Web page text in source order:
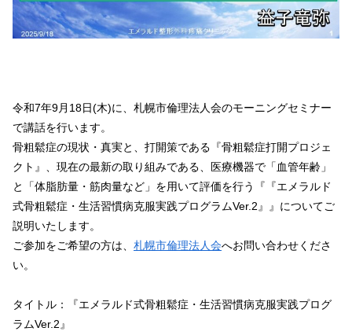
令和7年9月18日(木)に、札幌市倫理法人会のモーニングセミナー
で講話を行います。
骨粗鬆症の現状・真実と、打開策である『骨粗鬆症打開プロジェ
クト』、現在の最新の取り組みである、医療機器で「血管年齢」
と「体脂肪量・筋肉量など」を用いて評価を行う『『エメラルド
式骨粗鬆症・生活習慣病克服実践プログラムVer.2』』についてご
説明いたします。
ご参加をご希望の方は、 札幌市倫理法人会へお問い合わせくださ
い。
タイトル：『エメラルド式骨粗鬆症・生活習慣病克服実践プログ
ラムVer.2』